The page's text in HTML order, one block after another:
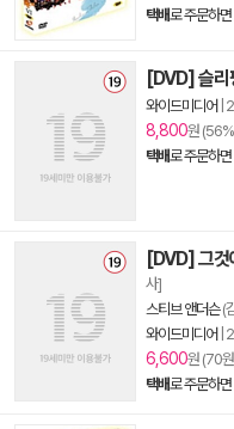
택배로 주문하면
[DVD] 슬리
와이드미디어
8,800원
택배로 주문하면
[DVD] 그것
사]
스티브 앤더슨(
와이드미디어
6,600원 (70
택배로 주문하면